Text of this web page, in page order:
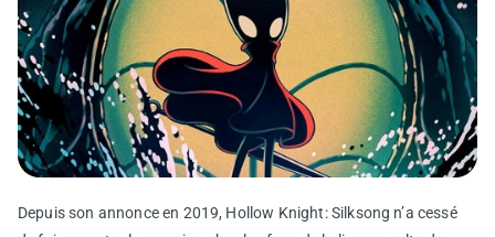
Depuis son annonce en 2019, Hollow Knight: Silksong n’a cessé